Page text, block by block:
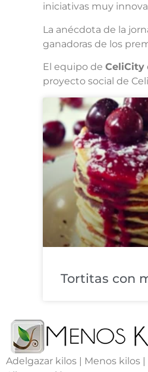
iniciativas muy
La anécdota de la
ganadoras de los
El equipo de CeliCity
proyecto social de
Tortitas con
Adelgazar kilos | Menos kilos |